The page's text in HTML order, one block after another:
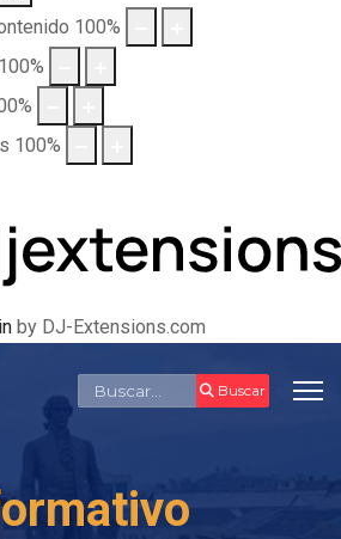
100%
100%
%
100%
by DJ-Extensions.com
Buscar Buscar